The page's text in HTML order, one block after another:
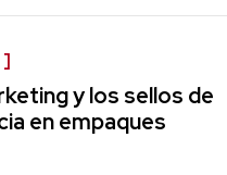
y los sellos de
en empaques